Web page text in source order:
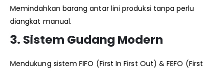
Memindahkan barang antar lini produksi tanpa perlu
diangkat manual.
3. Sistem Gudang Modern
Mendukung sistem FIFO (First In First Out) & FEFO (First